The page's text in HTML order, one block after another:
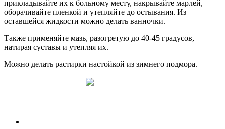
прикладывайте их к больному месту, накрывайте марлей,
оборачивайте пленкой и утепляйте до остывания. Из
оставшейся жидкости можно делать ванночки.
Также применяйте мазь, разогретую до 40-45 градусов,
натирая суставы и утепляя их.
Можно делать растирки настойкой из зимнего подмора.